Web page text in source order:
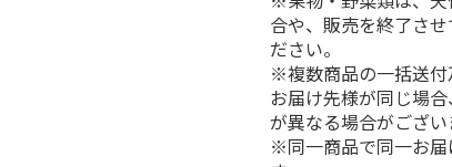
合や、販売を終了さ
ださい。
※複数商品の一括送付
お届け先様が同じ場
が異なる場合がござ
※同一商品で同一お届